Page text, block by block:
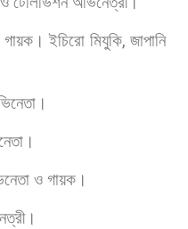
গায়ক। ইচিরো মিযুকি,জাপানি
ও গায়ক।